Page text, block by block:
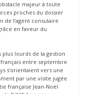
majeur à toute
proches du dossier
l’agent consulaire
en faveur du
plus lourds de la gestion
entre septembre
s’orientaient vers une
par une visite jugée
française Jean-Noël